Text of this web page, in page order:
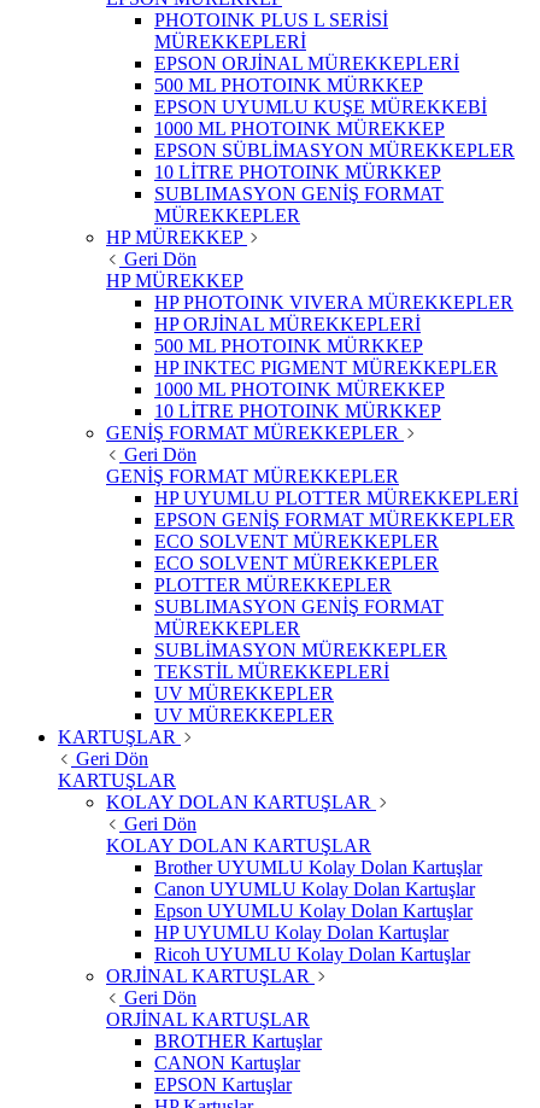
PHOTOINK PLUS L SERİSİ
MÜREKKEPLERİ
EPSON ORJİNAL MÜREKKEPLERİ
500 ML PHOTOINK MÜRKKEP
EPSON UYUMLU KUŞE MÜREKKEBİ
1000 ML PHOTOINK MÜREKKEP
EPSON SÜBLİMASYON MÜREKKEPLER
10 LİTRE PHOTOINK MÜRKKEP
SUBLIMASYON GENİŞ FORMAT
MÜREKKEPLER
HP MÜREKKEP
Geri Dön
HP MÜREKKEP
HP PHOTOINK VIVERA MÜREKKEPLER
HP ORJİNAL MÜREKKEPLERİ
500 ML PHOTOINK MÜRKKEP
HP INKTEC PIGMENT MÜREKKEPLER
1000 ML PHOTOINK MÜREKKEP
10 LİTRE PHOTOINK MÜRKKEP
GENİŞ FORMAT MÜREKKEPLER
Geri Dön
GENİŞ FORMAT MÜREKKEPLER
HP UYUMLU PLOTTER MÜREKKEPLERİ
EPSON GENİŞ FORMAT MÜREKKEPLER
ECO SOLVENT MÜREKKEPLER
ECO SOLVENT MÜREKKEPLER
PLOTTER MÜREKKEPLER
SUBLIMASYON GENİŞ FORMAT
MÜREKKEPLER
SUBLİMASYON MÜREKKEPLER
TEKSTİL MÜREKKEPLERİ
UV MÜREKKEPLER
UV MÜREKKEPLER
KARTUŞLAR
Geri Dön
KARTUŞLAR
KOLAY DOLAN KARTUŞLAR
Geri Dön
KOLAY DOLAN KARTUŞLAR
Brother UYUMLU Kolay Dolan Kartuşlar
Canon UYUMLU Kolay Dolan Kartuşlar
Epson UYUMLU Kolay Dolan Kartuşlar
HP UYUMLU Kolay Dolan Kartuşlar
Ricoh UYUMLU Kolay Dolan Kartuşlar
ORJİNAL KARTUŞLAR
Geri Dön
ORJİNAL KARTUŞLAR
BROTHER Kartuşlar
CANON Kartuşlar
EPSON Kartuşlar